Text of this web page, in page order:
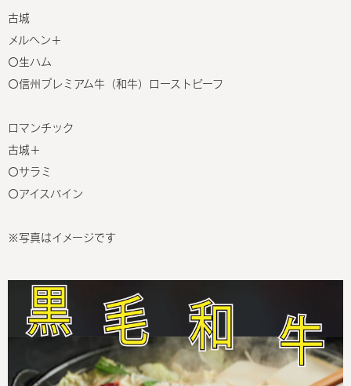
古城
メルヘン＋
〇生ハム
〇信州プレミアム牛（和牛）ローストビーフ
ロマンチック
古城＋
〇サラミ
〇アイスバイン
※写真はイメージです